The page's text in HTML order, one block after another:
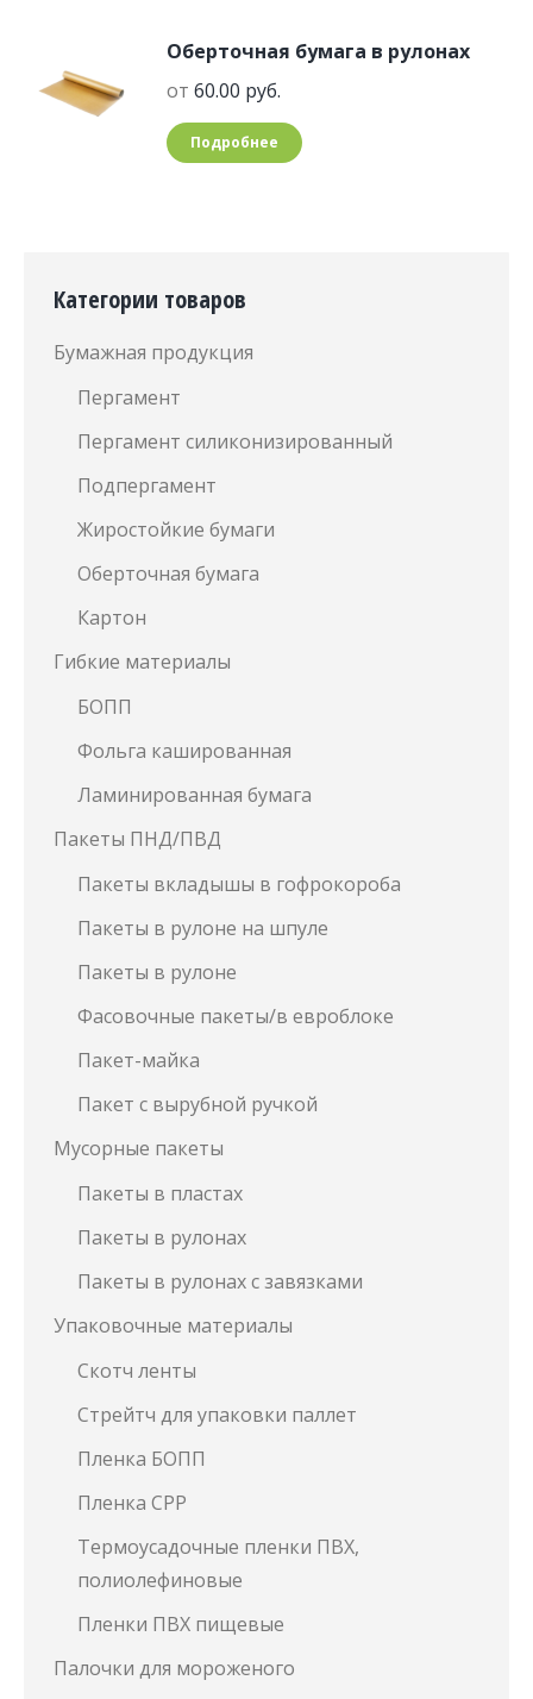
Оберточная бумага в рулонах
от 60.00 руб.
Подробнее
Категории товаров
Бумажная продукция
Пергамент
Пергамент силиконизированный
Подпергамент
Жиростойкие бумаги
Оберточная бумага
Картон
Гибкие материалы
БОПП
Фольга кашированная
Ламинированная бумага
Пакеты ПНД/ПВД
Пакеты вкладышы в гофрокороба
Пакеты в рулоне на шпуле
Пакеты в рулоне
Фасовочные пакеты/в евроблоке
Пакет-майка
Пакет с вырубной ручкой
Мусорные пакеты
Пакеты в пластах
Пакеты в рулонах
Пакеты в рулонах с завязками
Упаковочные материалы
Скотч ленты
Стрейтч для упаковки паллет
Пленка БОПП
Пленка СРР
Термоусадочные пленки ПВХ,
полиолефиновые
Пленки ПВХ пищевые
Палочки для мороженого